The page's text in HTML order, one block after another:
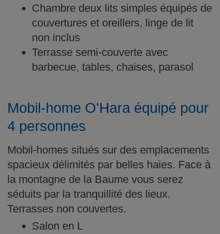
Chambre deux lits simples équipés de
couvertures et oreillers, linge de lit
non inclus
Terrasse semi-couverte avec
barbecue, tables, chaises, parasol
Mobil-home O'Hara équipé pour
4 personnes
Mobil-homes situés sur des emplacements
spacieux délimités par belles haies. Face à
la montagne de la Baume vous serez
séduits par la tranquillité des lieux.
Terrasses non couvertes.
Salon en L